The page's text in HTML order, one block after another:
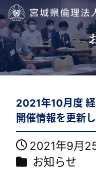
宮城県倫理法人会
2021年10月度
開催情報を更新
投稿日
2021年9月
カテゴリー
お知らせ